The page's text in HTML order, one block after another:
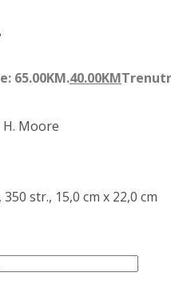
65.00KM.40.00KM
Moore
str., 15,0 cm x 22,0 cm